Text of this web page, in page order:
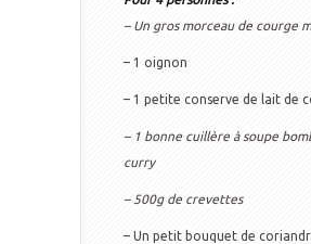
– Un gros morceau de courge
– 1 oignon
– 1 petite conserve de lait de
– 1 bonne cuillère à soupe
curry
– 500g de crevettes
– Un petit bouquet de